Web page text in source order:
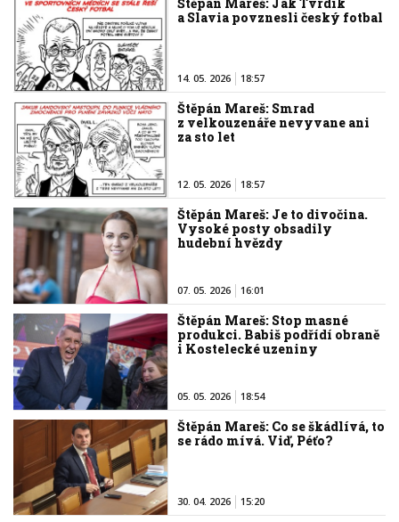
a Slavia povznesli český fotbal
14. 05. 2026 18:57
Štěpán Mareš: Smrad
z velkouzenáře nevyvane ani
za sto let
12. 05. 2026 18:57
Štěpán Mareš: Je to divočina.
Vysoké posty obsadily
hudební hvězdy
07. 05. 2026 16:01
Štěpán Mareš: Stop masné
produkci. Babiš podřídí obraně
i Kostelecké uzeniny
05. 05. 2026 18:54
Štěpán Mareš: Co se škádlívá, to
se rádo mívá. Viď, Péťo?
30. 04. 2026 15:20